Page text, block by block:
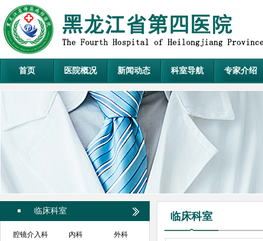
首页 医院概况 新闻动态 科室导航 专家介绍
临床科室
腔镜介入科 内科
外科
临床科室